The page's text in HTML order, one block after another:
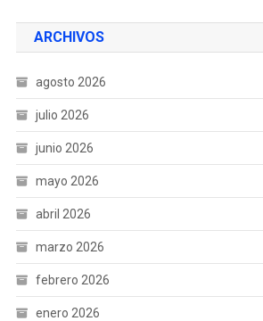
ARCHIVOS
agosto 2026
julio 2026
junio 2026
mayo 2026
abril 2026
marzo 2026
febrero 2026
enero 2026